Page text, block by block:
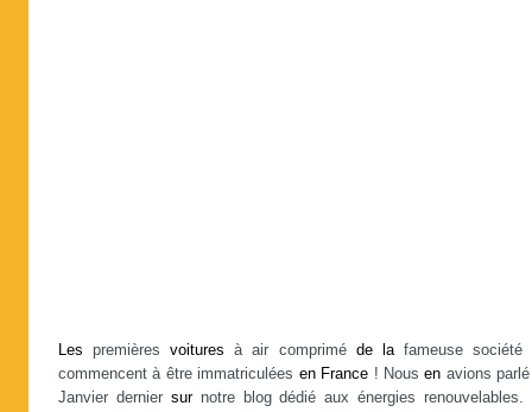
Les premièresvoitures à air comprimé de lafameuse société
commencent à être immatriculées en France ! Nousen avions
Janvier dernier surnotre blog dédié aux énergies renouvelables.